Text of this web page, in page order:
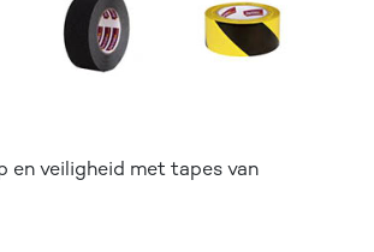
en veiligheid met tapes van